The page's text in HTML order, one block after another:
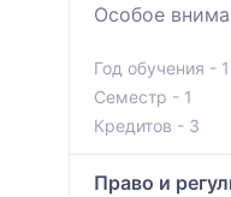
Особое
Год обучения - 1
Семестр - 1
Кредитов - 3
Право и